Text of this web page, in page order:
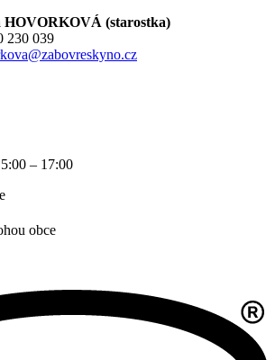
HOVORKOVÁ (starostka)
230 039
– 17:00